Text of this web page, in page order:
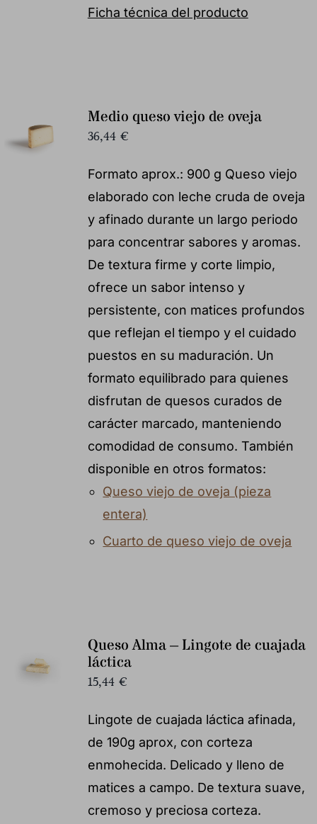
Ficha técnica del producto
Medio queso viejo de oveja
36,44 €
Formato aprox.: 900 g Queso viejo
elaborado con leche cruda de oveja
y afinado durante un largo periodo
para concentrar sabores y aromas.
De textura firme y corte limpio,
ofrece un sabor intenso y
persistente, con matices profundos
que reflejan el tiempo y el cuidado
puestos en su maduración. Un
formato equilibrado para quienes
disfrutan de quesos curados de
carácter marcado, manteniendo
comodidad de consumo. También
disponible en otros formatos:
Queso viejo de oveja (pieza
entera)
Cuarto de queso viejo de oveja
Queso Alma – Lingote de cuajada
láctica
15,44 €
Lingote de cuajada láctica afinada,
de 190g aprox, con corteza
enmohecida. Delicado y lleno de
matices a campo. De textura suave,
cremoso y preciosa corteza.